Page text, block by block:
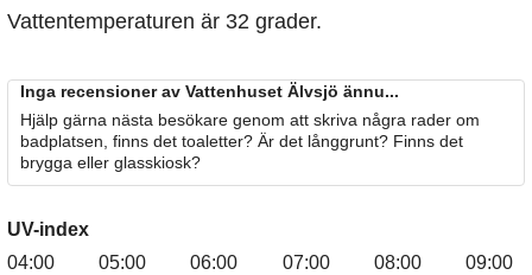
Vattentemperaturen är 32 grader.
Inga recensioner av Vattenhuset Älvsjö ännu...
Hjälp gärna nästa besökare genom att skriva några rader om
badplatsen, finns det toaletter? Är det långgrunt? Finns det
brygga eller glasskiosk?
UV-index
04:00
05:00
06:00
07:00
08:00
09:00